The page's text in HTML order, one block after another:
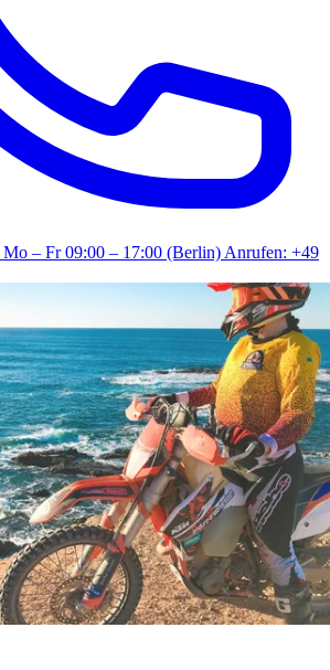
Mo – Fr 09:00 – 17:00 (Berlin)Anrufen: +49